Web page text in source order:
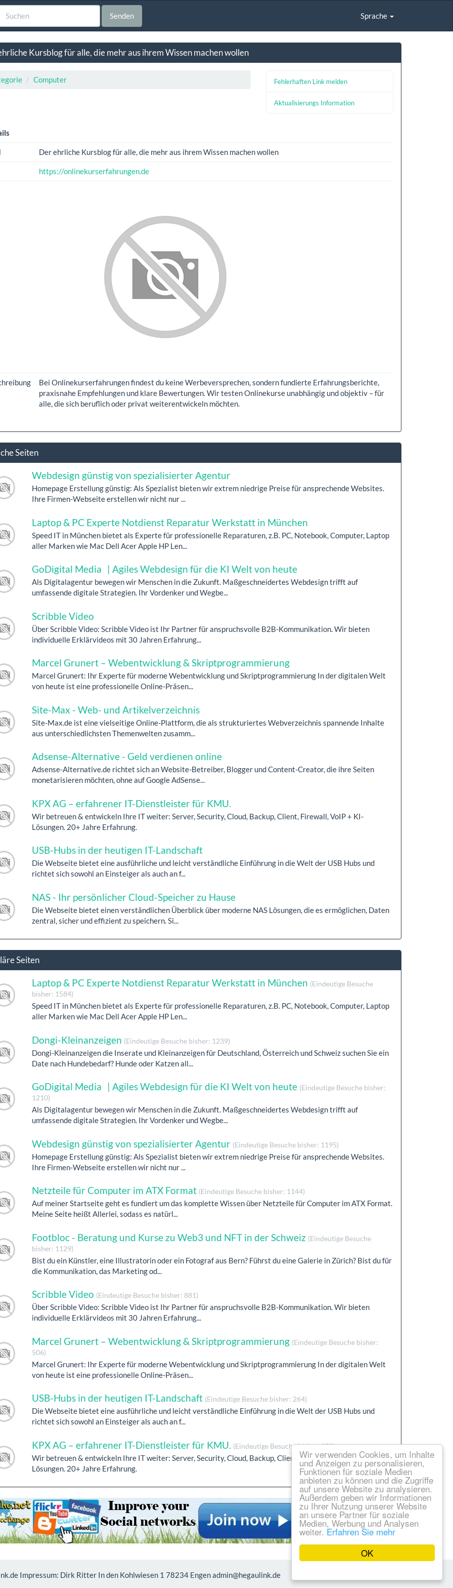
OK
Wir verwenden Cookies, um Inhalte
und Anzeigen zu personalisieren,
Funktionen für soziale Medien
anbieten zu können und die Zugriffe
auf unsere Website zu analysieren.
Außerdem geben wir Informationen
zu Ihrer Nutzung unserer Website
an unsere Partner für soziale
Medien, Werbung und Analysen
weiter. Erfahren Sie mehr
Senden Sprache
Kursblog für alle, die mehr aus ihrem Wissen machen wollen
Computer Fehlerhaften Link melden
Aktualisierungs Information
Der ehrliche Kursblog für alle, die mehr aus ihrem Wissen machen wollen
https://onlinekurserfahrungen.de
Bei Onlinekurserfahrungen findest du keine Werbeversprechen, sondern fundierte Erfahrungsberichte,
praxisnahe Empfehlungen und klare Bewertungen. Wir testen Onlinekurse unabhängig und objektiv – für
alle, die sich beruflich oder privat weiterentwickeln möchten.
Seiten
Webdesign günstig von spezialisierter Agentur
Homepage Erstellung günstig: Als Spezialist bieten wir extrem niedrige Preise für ansprechende Websites.
Ihre Firmen-Webseite erstellen wir nicht nur ...
Laptop & PC Experte Notdienst Reparatur Werkstatt in München
Speed IT in München bietet als Experte für professionelle Reparaturen, z.B. PC, Notebook, Computer, Laptop
aller Marken wie Mac Dell Acer Apple HP Len...
GoDigital Media | Agiles Webdesign für die KI Welt von heute
Als Digitalagentur bewegen wir Menschen in die Zukunft. Maßgeschneidertes Webdesign trifft auf
umfassende digitale Strategien. Ihr Vordenker und Wegbe...
Scribble Video
Über Scribble Video: Scribble Video ist Ihr Partner für anspruchsvolle B2B-Kommunikation. Wir bieten
individuelle Erklärvideos mit 30 Jahren Erfahrung...
Marcel Grunert – Webentwicklung & Skriptprogrammierung
Marcel Grunert: Ihr Experte für moderne Webentwicklung und Skriptprogrammierung In der digitalen Welt
von heute ist eine professionelle Online-Präsen...
Site-Max - Web- und Artikelverzeichnis
Site-Max.de ist eine vielseitige Online-Plattform, die als strukturiertes Webverzeichnis spannende Inhalte
aus unterschiedlichsten Themenwelten zusamm...
Adsense-Alternative - Geld verdienen online
Adsense-Alternative.de richtet sich an Website-Betreiber, Blogger und Content-Creator, die ihre Seiten
monetarisieren möchten, ohne auf Google AdSense...
KPX AG – erfahrener IT-Dienstleister für KMU.
Wir betreuen & entwickeln Ihre IT weiter: Server, Security, Cloud, Backup, Client, Firewall, VoIP + KI-
Lösungen. 20+ Jahre Erfahrung.
USB-Hubs in der heutigen IT-Landschaft
Die Webseite bietet eine ausführliche und leicht verständliche Einführung in die Welt der USB Hubs und
richtet sich sowohl an Einsteiger als auch an f...
NAS - Ihr persönlicher Cloud-Speicher zu Hause
Die Webseite bietet einen verständlichen Überblick über moderne NAS Lösungen, die es ermöglichen, Daten
zentral, sicher und effizient zu speichern. Si...
Seiten
Laptop & PC Experte Notdienst Reparatur Werkstatt in München (Eindeutige Besuche
bisher: 1584)
Speed IT in München bietet als Experte für professionelle Reparaturen, z.B. PC, Notebook, Computer, Laptop
aller Marken wie Mac Dell Acer Apple HP Len...
Dongi-Kleinanzeigen (Eindeutige Besuche bisher: 1239)
Dongi-Kleinanzeigen die Inserate und Kleinanzeigen für Deutschland, Österreich und Schweiz suchen Sie ein
Date nach Hundebedarf? Hunde oder Katzen all...
GoDigital Media | Agiles Webdesign für die KI Welt von heute (Eindeutige Besuche bisher:
1210)
Als Digitalagentur bewegen wir Menschen in die Zukunft. Maßgeschneidertes Webdesign trifft auf
umfassende digitale Strategien. Ihr Vordenker und Wegbe...
Webdesign günstig von spezialisierter Agentur (Eindeutige Besuche bisher: 1195)
Homepage Erstellung günstig: Als Spezialist bieten wir extrem niedrige Preise für ansprechende Websites.
Ihre Firmen-Webseite erstellen wir nicht nur ...
Netzteile für Computer im ATX Format (Eindeutige Besuche bisher: 1144)
Auf meiner Startseite geht es fundiert um das komplette Wissen über Netzteile für Computer im ATX Format.
Meine Seite heißt Allerlei, sodass es natürl...
Footbloc - Beratung und Kurse zu Web3 und NFT in der Schweiz (Eindeutige Besuche
bisher: 1129)
Bist du ein Künstler, eine Illustratorin oder ein Fotograf aus Bern? Führst du eine Galerie in Zürich? Bist du für
die Kommunikation, das Marketing od...
Scribble Video (Eindeutige Besuche bisher: 881)
Über Scribble Video: Scribble Video ist Ihr Partner für anspruchsvolle B2B-Kommunikation. Wir bieten
individuelle Erklärvideos mit 30 Jahren Erfahrung...
Marcel Grunert – Webentwicklung & Skriptprogrammierung (Eindeutige Besuche bisher:
506)
Marcel Grunert: Ihr Experte für moderne Webentwicklung und Skriptprogrammierung In der digitalen Welt
von heute ist eine professionelle Online-Präsen...
USB-Hubs in der heutigen IT-Landschaft (Eindeutige Besuche bisher: 264)
Die Webseite bietet eine ausführliche und leicht verständliche Einführung in die Welt der USB Hubs und
richtet sich sowohl an Einsteiger als auch an f...
KPX AG – erfahrener IT-Dienstleister für KMU. (Eindeutige Besuche bisher: 258)
Wir betreuen & entwickeln Ihre IT weiter: Server, Security, Cloud, Backup, Client, Firewall, VoIP + KI-
Lösungen. 20+ Jahre Erfahrung.
Impressum: Dirk Ritter In den Kohlwiesen 1 78234 Engen admin@hegaulink.de